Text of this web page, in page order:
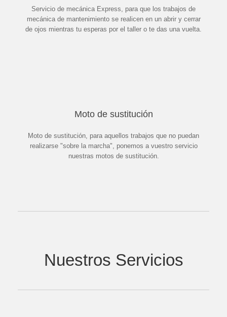
Servicio de mecánica Express, para que los trabajos de
mecánica de mantenimiento se realicen en un abrir y cerrar
de ojos mientras tu esperas por el taller o te das una vuelta.
Moto de sustitución
Moto de sustitución, para aquellos trabajos que no puedan
realizarse "sobre la marcha", ponemos a vuestro servicio
nuestras motos de sustitución.
Nuestros Servicios